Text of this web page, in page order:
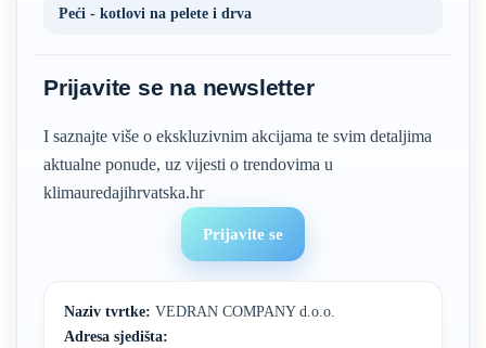
Peći - kotlovi na pelete i drva
Prijavite se na newsletter
I saznajte više o ekskluzivnim akcijama te svim detaljima
aktualne ponude, uz vijesti o trendovima u
klimauredajihrvatska.hr
Prijavite se
Naziv tvrtke: VEDRAN COMPANY d.o.o.
Adresa sjedišta: